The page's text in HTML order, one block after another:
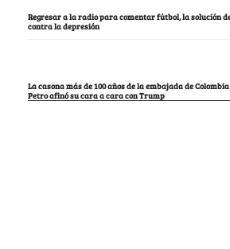
Regresar a la radio para comentar fútbol, la solución
contra la depresión
La casona más de 100 años de la embajada de
Petro afinó su cara a cara con Trump